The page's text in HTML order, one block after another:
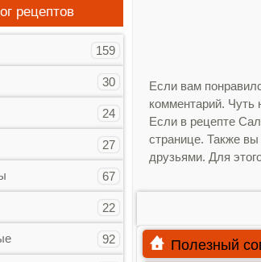
Если вам
комментарий. Чуть
Если в рецепте
странице. Также
друзьями. Для
Полезный
рецептов
159
30
24
27
67
22
92